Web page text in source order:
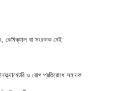
বা সংরক্ষক নেই
ও রোগ প্রতিরোধে সহায়ক